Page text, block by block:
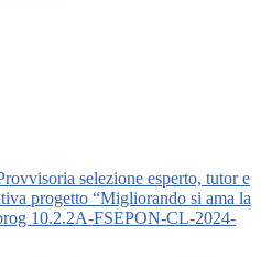
selezione esperto, tutor e
progetto “Migliorando si ama la
10.2.2A-FSEPON-CL-2024-